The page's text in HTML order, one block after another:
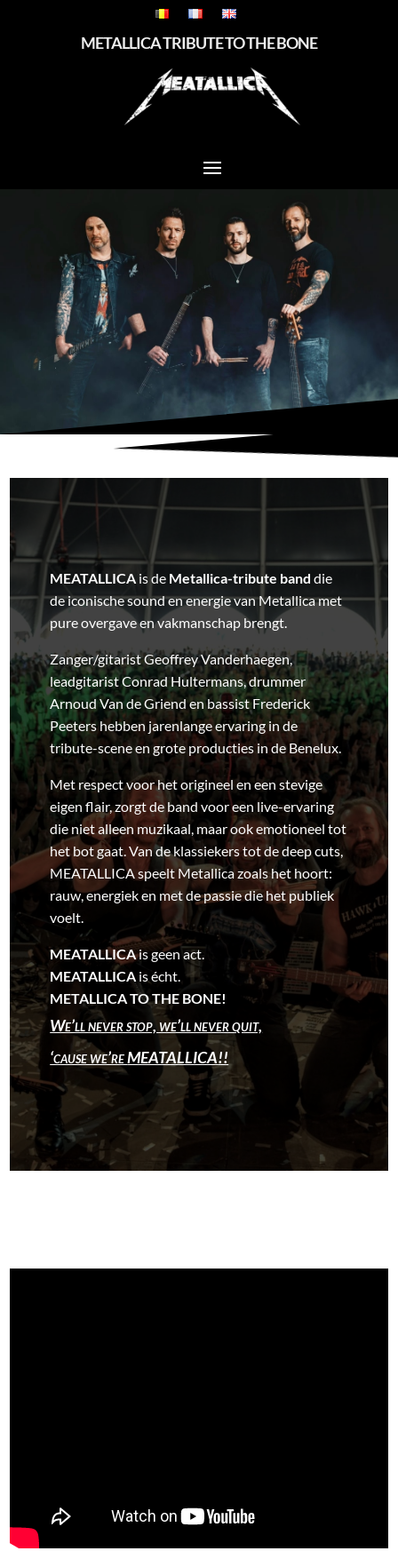
METALLICA TRIBUTE TO THE BONE
MEATALLICA is de Metallica-tribute band die
de iconische sound en energie van Metallica met
pure overgave en vakmanschap brengt.
Zanger/gitarist Geoffrey Vanderhaegen,
leadgitarist Conrad Hultermans, drummer
Arnoud Van de Griend en bassist Frederick
Peeters hebben jarenlange ervaring in de
tribute-scene en grote producties in de Benelux.
Met respect voor het origineel en een stevige
eigen flair, zorgt de band voor een live-ervaring
die niet alleen muzikaal, maar ook emotioneel tot
het bot gaat. Van de klassiekers tot de deep cuts,
MEATALLICA speelt Metallica zoals het hoort:
rauw, energiek en met de passie die het publiek
voelt.
MEATALLICAis geen act.
MEATALLICA is écht.
METALLICA TO THE BONE!
We’ll never stop, we’ll never quit,
‘cause we’reMEATALLICA!!